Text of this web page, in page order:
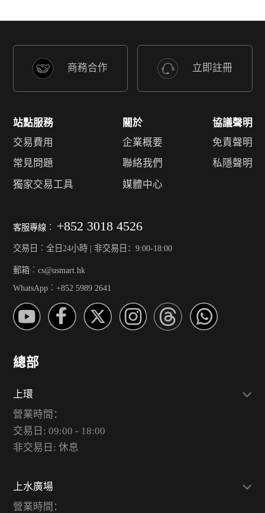
商務合作 立即註冊
站點服務
交易費用
常見問題
獨家交易工具
關於
企業概要
聯絡我們
媒體中心
協議聲明
免責聲明
私隱聲明
客服專線︰ +852 3018 4526
交易日︰全日24小時 | 非交易日：9:00-18:00
郵箱︰cs@usmart.hk
WhatsApp︰+852 5989 2641
總部
上環
營業時間：
交易日: 09:00 - 18:00
非交易日: 休息
上水廣場
營業時間：